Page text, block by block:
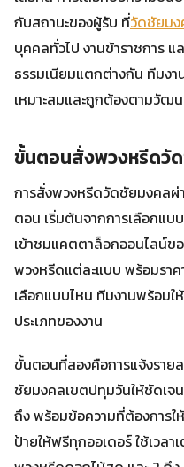
กับสถานะของผู้รับ ที่วัดชัยม
บุคคลทั่วไป งานข้าราชการ แ
ธรรมเนียมแตกต่างกัน ทีมงา
เหมาะสมและถูกต้องตามวัฒ
ขั้นตอนสั่งพวงหรีดวั
การสั่งพวงหรีดวัดชัยมงคลผ่
ตอน เริ่มต้นจากการเลือกแ
เข้าชมแคตตาล็อกออนไลน์ข
พวงหรีดแต่ละแบบ พร้อมราค
เลือกแบบไหน ทีมงานพร้อมใ
ประเภทของงาน
ขั้นตอนที่สองคือการแจ้งราย
ชัยมงคลเขตปทุมวันให้ชัดเจ
ถึง พร้อมข้อความที่ต้องการใ
ป้ายให้ฟรีทุกออเดอร์ ใช้เวลา